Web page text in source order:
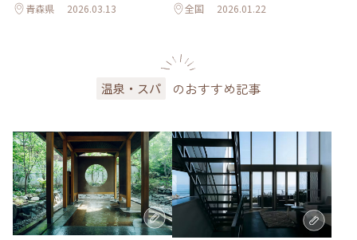
青森県 2026.03.13 全国 2026.01.22
温泉・スパ のおすすめ記事